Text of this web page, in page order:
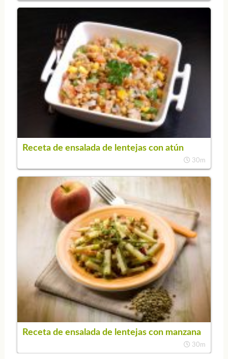
Receta de ensalada de lentejas con atún
30m
Receta de ensalada de lentejas con manzana
30m